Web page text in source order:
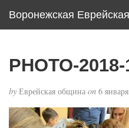
Воронежская
PHOTO-
by Еврейская община on 6